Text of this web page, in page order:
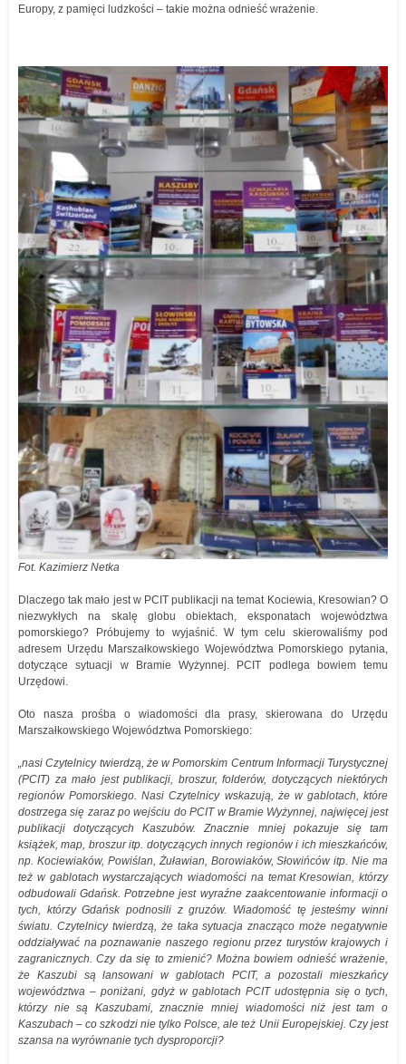
Europy, z pamięci ludzkości – takie można odnieść wrażenie.
Fot. Kazimierz Netka
Dlaczego tak mało jest w PCIT publikacji na temat Kociewia, Kresowian? O
niezwykłych na skalę globu obiektach, eksponatach województwa
pomorskiego? Próbujemy to wyjaśnić. W tym celu skierowaliśmy pod
adresem Urzędu Marszałkowskiego Województwa Pomorskiego pytania,
dotyczące sytuacji w Bramie Wyżynnej. PCIT podlega bowiem temu
Urzędowi.
Oto nasza prośba o wiadomości dla prasy, skierowana do Urzędu
Marszałkowskiego Województwa Pomorskiego:
„nasi Czytelnicy twierdzą, że w Pomorskim Centrum Informacji Turystycznej
(PCIT) za mało jest publikacji, broszur, folderów, dotyczących niektórych
regionów Pomorskiego. Nasi Czytelnicy wskazują, że w gablotach, które
dostrzega się zaraz po wejściu do PCIT w Bramie Wyżynnej, najwięcej jest
publikacji dotyczących Kaszubów. Znacznie mniej pokazuje się tam
książek, map, broszur itp. dotyczących innych regionów i ich mieszkańców,
np. Kociewiaków, Powiślan, Żuławian, Borowiaków, Słowińców itp. Nie ma
też w gablotach wystarczających wiadomości na temat Kresowian, którzy
odbudowali Gdańsk. Potrzebne jest wyraźne zaakcentowanie informacji o
tych, którzy Gdańsk podnosili z gruzów. Wiadomość tę jesteśmy winni
światu. Czytelnicy twierdzą, że taka sytuacja znacząco może negatywnie
oddziaływać na poznawanie naszego regionu przez turystów krajowych i
zagranicznych. Czy da się to zmienić? Można bowiem odnieść wrażenie,
że Kaszubi są lansowani w gablotach PCIT, a pozostali mieszkańcy
województwa – poniżani, gdyż w gablotach PCIT udostępnia się o tych,
którzy nie są Kaszubami, znacznie mniej wiadomości niż jest tam o
Kaszubach – co szkodzi nie tylko Polsce, ale też Unii Europejskiej. Czy jest
szansa na wyrównanie tych dysproporcji?